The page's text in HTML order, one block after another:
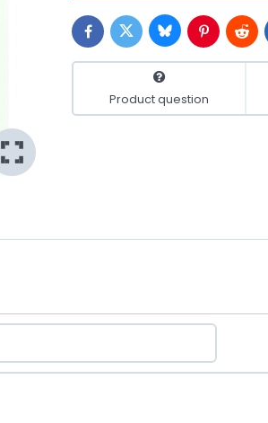
FacebookTwitterBlueskyPinterest
Product question